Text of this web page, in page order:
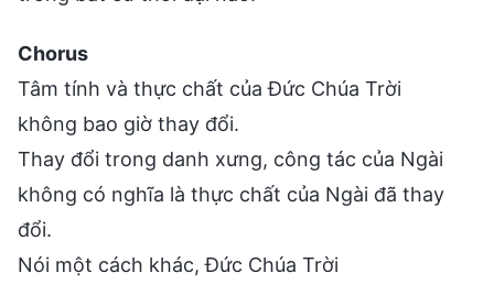
Chorus
Tâm tính và thực chất của Đức Chúa Trời
không bao giờ thay đổi.
Thay đổi trong danh xưng, công tác của Ngài
không có nghĩa là thực chất của Ngài đã thay
đổi.
Nói một cách khác, Đức Chúa Trời